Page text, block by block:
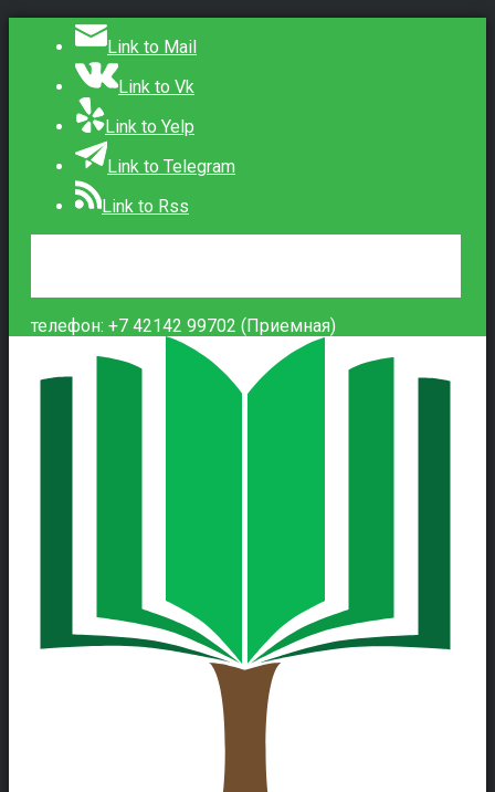
Link to Mail
Link to Vk
Link to Yelp
Link to Telegram
Link to Rss
телефон: +7 42142 99702 (Приемная)